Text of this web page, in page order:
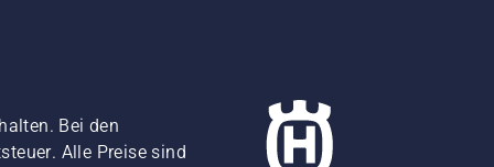
Bei den
Alle Preise sind